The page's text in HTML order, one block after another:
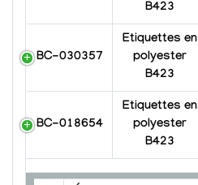
B423
BC-030357
Etiquettes en
polyester
B423
BC-018654
Etiquettes en
polyester
B423